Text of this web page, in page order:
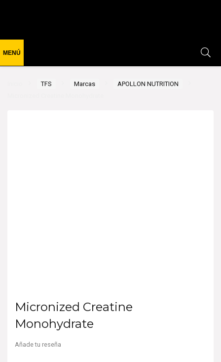
TFS Marcas
APOLLON NUTRITION
Micronized Creatine
Monohydrate
Añade tu reseña